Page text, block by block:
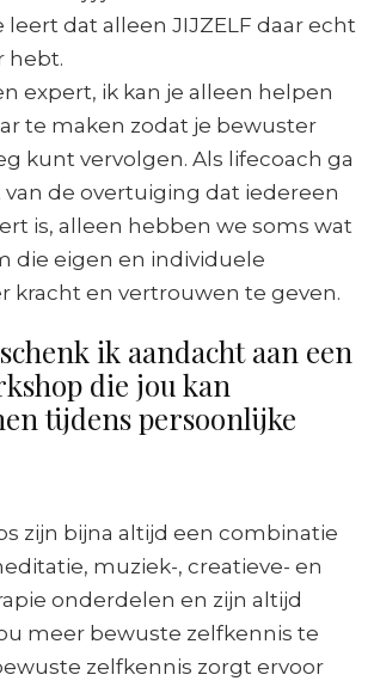
leert dat alleen JIJZELF daar echt
hebt.
expert, ik kan je alleen helpen
te maken zodat je bewuster
kunt vervolgen. Als lifecoach ga
de overtuiging dat iedereen
is, alleen hebben we soms wat
die eigen en individuele
kracht en vertrouwen te geven.
ik aandacht aan een
die jou kan
tijdens persoonlijke
zijn bijna altijd een combinatie
muziek-, creatieve- en
onderdelen en zijn altijd
meer bewuste zelfkennis te
zelfkennis zorgt ervoor